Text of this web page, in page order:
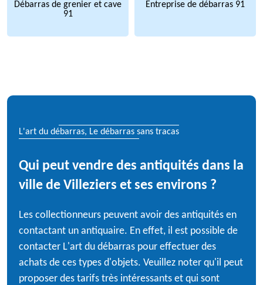
Débarras de grenier et cave
91
Entreprise de débarras 91
L'art du débarras, Le débarras sans tracas
Qui peut vendre des antiquités dans la
ville de Villeziers et ses environs ?
Les collectionneurs peuvent avoir des antiquités en
contactant un antiquaire. En effet, il est possible de
contacter L'art du débarras pour effectuer des
achats de ces types d'objets. Veuillez noter qu'il peut
proposer des tarifs très intéressants et qui sont